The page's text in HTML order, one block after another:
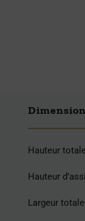
Hauteur
Hauteur
Largeur